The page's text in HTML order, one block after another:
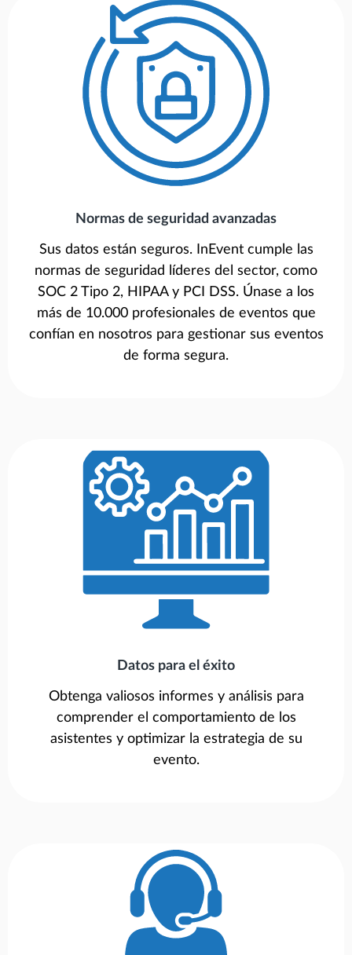
Normas de seguridad avanzadas
Sus datos están seguros. InEvent cumple las
normas de seguridad líderes del sector, como
SOC 2 Tipo 2, HIPAA y PCI DSS. Únase a los
más de 10.000 profesionales de eventos que
confían en nosotros para gestionar sus eventos
de forma segura.
Datos para el éxito
Obtenga valiosos informes y análisis para
comprender el comportamiento de los
asistentes y optimizar la estrategia de su
evento.